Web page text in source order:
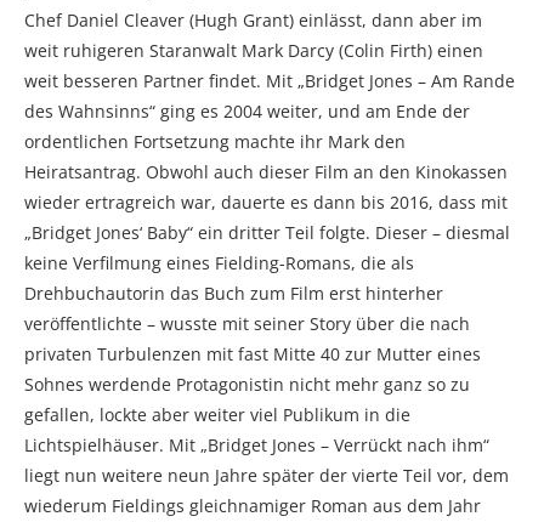
Chef Daniel Cleaver (Hugh Grant) einlässt, dann aber im
weit ruhigeren Staranwalt Mark Darcy (Colin Firth) einen
weit besseren Partner findet. Mit „Bridget Jones – Am Rande
des Wahnsinns“ ging es 2004 weiter, und am Ende der
ordentlichen Fortsetzung machte ihr Mark den
Heiratsantrag. Obwohl auch dieser Film an den Kinokassen
wieder ertragreich war, dauerte es dann bis 2016, dass mit
„Bridget Jones‘ Baby“ ein dritter Teil folgte. Dieser – diesmal
keine Verfilmung eines Fielding-Romans, die als
Drehbuchautorin das Buch zum Film erst hinterher
veröffentlichte – wusste mit seiner Story über die nach
privaten Turbulenzen mit fast Mitte 40 zur Mutter eines
Sohnes werdende Protagonistin nicht mehr ganz so zu
gefallen, lockte aber weiter viel Publikum in die
Lichtspielhäuser. Mit „Bridget Jones – Verrückt nach ihm“
liegt nun weitere neun Jahre später der vierte Teil vor, dem
wiederum Fieldings gleichnamiger Roman aus dem Jahr